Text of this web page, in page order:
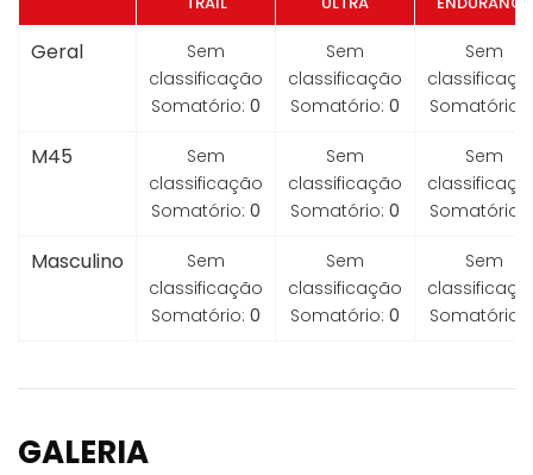
Geral
Sem
classificação
Somatório: 0
Sem
classificação
Somatório: 0
Sem
Somatório:
M45
Sem
classificação
Somatório: 0
Sem
classificação
Somatório: 0
Sem
Somatório:
Masculino
Sem
classificação
Somatório: 0
Sem
classificação
Somatório: 0
Sem
Somatório:
GALERIA